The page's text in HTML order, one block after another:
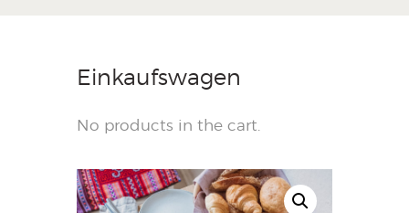
Einkaufswagen
No products in the cart.